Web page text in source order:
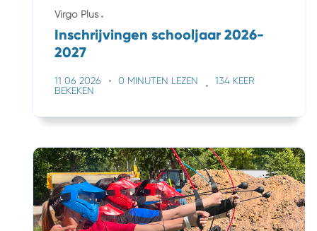
Virgo Plus
Inschrijvingen schooljaar 2026-
2027
11 06 2026 0 MINUTEN LEZEN
134 KEER
BEKEKEN